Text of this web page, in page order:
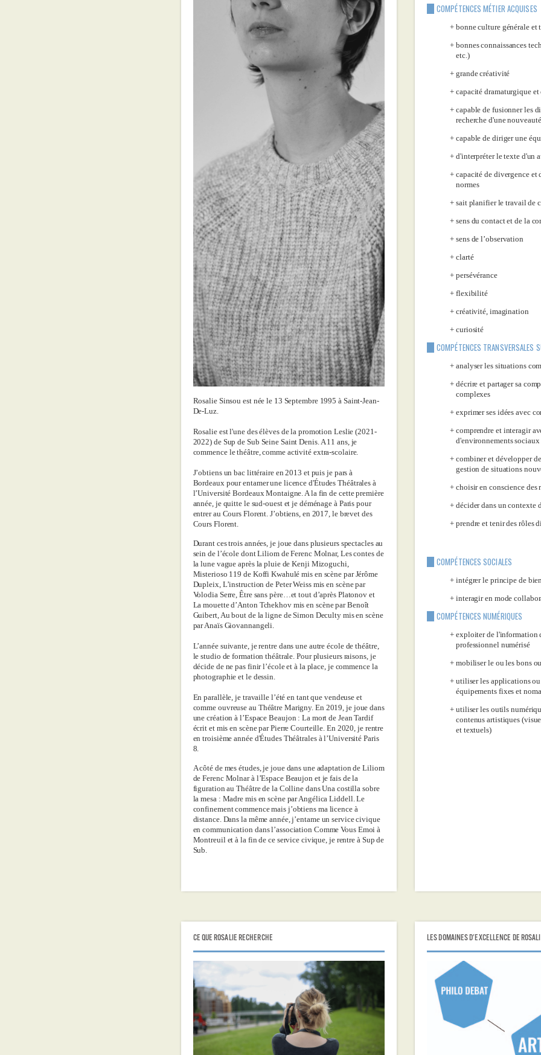
Rosalie Sinsou est née le 13 Septembre 1995 à Saint-Jean-
De-Luz.
Rosalie est l'une des élèves de la promotion Leslie (2021-
2022) de Sup de Sub Seine Saint Denis. A 11 ans, je
commence le théâtre, comme activité extra-scolaire.
J’obtiens un bac littéraire en 2013 et puis je pars à
Bordeaux pour entamer une licence d'Études Théâtrales à
l’Université Bordeaux Montaigne. A la fin de cette première
année, je quitte le sud-ouest et je déménage à Paris pour
entrer au Cours Florent. J’obtiens, en 2017, le brevet des
Cours Florent.
Durant ces trois années, je joue dans plusieurs spectacles au
sein de l’école dont Liliom de Ferenc Molnar, Les contes de
la lune vague après la pluie de Kenji Mizoguchi,
Misterioso 119 de Koffi Kwahulé mis en scène par Jérôme
Dupleix, L’instruction de Peter Weiss mis en scène par
Volodia Serre, Être sans père…et tout d’après Platonov et
La mouette d’Anton Tchekhov mis en scène par Benoît
Guibert, Au bout de la ligne de Simon Deculty mis en scène
par Anaïs Giovannangeli.
L’année suivante, je rentre dans une autre école de théâtre,
le studio de formation théâtrale. Pour plusieurs raisons, je
décide de ne pas finir l’école et à la place, je commence la
photographie et le dessin.
En parallèle, je travaille l’été en tant que vendeuse et
comme ouvreuse au Théâtre Marigny. En 2019, je joue dans
une création à l’Espace Beaujon : La mort de Jean Tardif
écrit et mis en scène par Pierre Courteille. En 2020, je rentre
en troisième année d'Études Théâtrales à l’Université Paris
8.
A côté de mes études, je joue dans une adaptation de Liliom
de Ferenc Molnar à l’Espace Beaujon et je fais de la
figuration au Théâtre de la Colline dans Una costilla sobre
la mesa : Madre mis en scène par Angélica Liddell. Le
confinement commence mais j’obtiens ma licence à
distance. Dans la même année, j’entame un service civique
en communication dans l’association Comme Vous Emoi à
Montreuil et à la fin de ce service civique, je rentre à Sup de
Sub.
COMPÉTENCES MÉTIER ACQUISES
bonne culture générale et
bonnes connaissances
etc.)
grande créativité
capacité dramaturgique et
capable de fusionner les
recherche d'une nouveauté
capable de diriger une
d'interpréter le texte d'un
capacité de divergence et
normes
sait planifier le travail de
sens du contact et de la
sens de l’observation
clarté
persévérance
flexibilité
créativité, imagination
curiosité
COMPÉTENCES TRANSVERSALES
analyser les situations
décrire et partager sa
complexes
exprimer ses idées avec
comprendre et interagir
d'environnements
combiner et développer
gestion de situations
choisir en conscience des
décider dans un contexte
prendre et tenir des rôles
COMPÉTENCES SOCIALES
intégrer le principe de
interagir en mode
COMPÉTENCES NUMÉRIQUES
exploiter de l'information
professionnel numérisé
mobiliser le ou les bons
utiliser les applications ou
équipements fixes et
utiliser les outils
contenus artistiques
et textuels)
CE QUE ROSALIE RECHERCHE LES DOMAINES D'EXCELLENCE DE